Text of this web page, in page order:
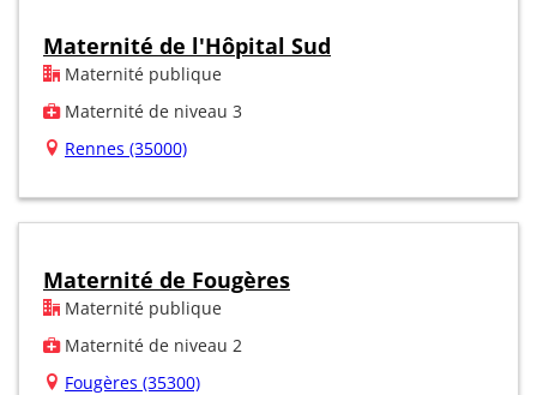
Maternité de l'Hôpital Sud
Maternité publique
Maternité de niveau 3
Rennes (35000)
Maternité de Fougères
Maternité publique
Maternité de niveau 2
Fougères (35300)